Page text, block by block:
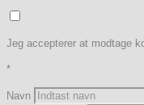
Jeg accepterer at modtage
*
Navn